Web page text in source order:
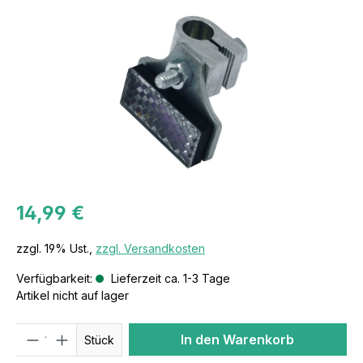
14,99 €
zzgl. 19% Ust., zzgl. Versandkosten
Verfügbarkeit:
Lieferzeit ca. 1-3 Tage
Artikel nicht auf lager
Stück In den Warenkorb